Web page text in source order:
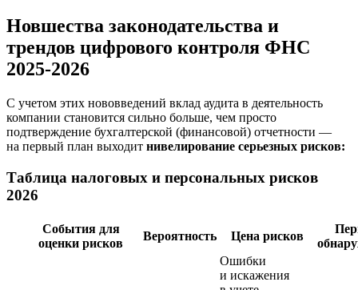
Новшества законодательства и
трендов цифрового контроля ФНС
2025-2026
С учетом этих нововведений вклад аудита в деятельность
компании становится сильно больше, чем просто
подтверждение бухгалтерской (финансовой) отчетности —
на первый план выходит нивелирование серьезных рисков:
Таблица налоговых и персональных рисков
2026
События для
оценки рисков
Вероятность Цена рисков
Ошибки
и искажения